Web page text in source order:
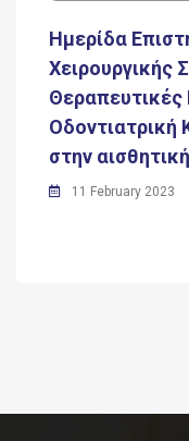
Ημερίδα
Χειρουργικής
Θεραπευτικές
Οδοντιατρική
στην
11 February 2023